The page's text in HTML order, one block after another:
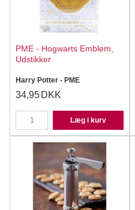
PME - Hogwarts Emblem,
Udstikker
Harry Potter - PME
34,95 DKK
Læg i kurv